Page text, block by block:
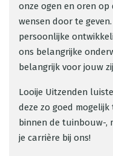
onze ogen en oren
wensen door te
persoonlijke
ons belangrijke
belangrijk voor jouw
Looije Uitzenden
deze zo goed
binnen de tuinbouw-,
je carrière bij ons!